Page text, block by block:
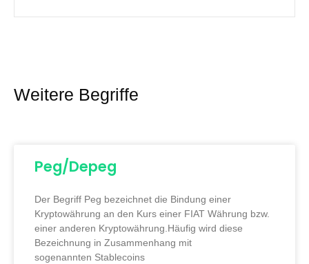
Weitere Begriffe
Peg/Depeg
Der Begriff Peg bezeichnet die Bindung einer
Kryptowährung an den Kurs einer FIAT Währung bzw.
einer anderen Kryptowährung.Häufig wird diese
Bezeichnung in Zusammenhang mit
sogenannten Stablecoins